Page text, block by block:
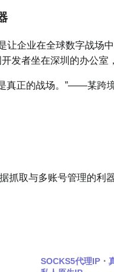
让企业在全球数字战场中​
发者坐在深圳的办公室
真正的战场。”——某跨
抓取与多账号管理的利
SOCKS5代理IP